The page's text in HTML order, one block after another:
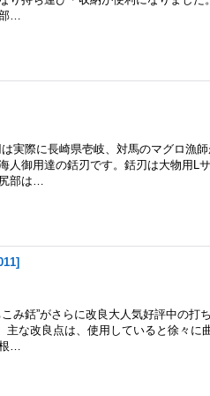
…
実際に長崎県壱岐、対馬のマグロ漁
人御用達の銛刃です。銛刃は大物用L
部は…
]
み銛”がさらに改良大人気好評中の打
な改良点は、使用していると徐々に
…